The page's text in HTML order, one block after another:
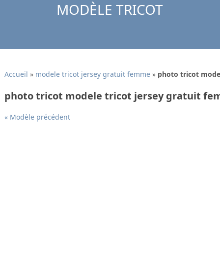
MODÈLE TRICOT
Accueil » modele tricot jersey gratuit femme» photo tricot
photo tricot modele tricot jersey gratuit
« Modèle précédent